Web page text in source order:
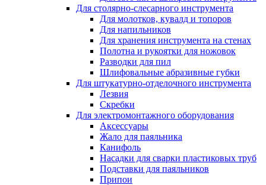
Для столярно-слесарного инструмента
Для молотков, кувалд и топоров
Для напильников
Для хранения инструмента на стенах
Полотна и рукоятки для ножовок
Разводки для пил
Шлифовальные абразивные губки
Для штукатурно-отделочного инструмента
Лезвия
Скребки
Для электромонтажного оборудования
Аксессуары
Жало для паяльника
Канифоль
Насадки для сварки пластиковых труб
Подставки для паяльников
Припои